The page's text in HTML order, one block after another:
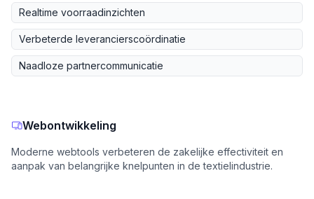
Realtime voorraadinzichten
Verbeterde leverancierscoördinatie
Naadloze partnercommunicatie
Webontwikkeling
Moderne webtools verbeteren de zakelijke effectiviteit en
aanpak van belangrijke knelpunten in de textielindustrie.